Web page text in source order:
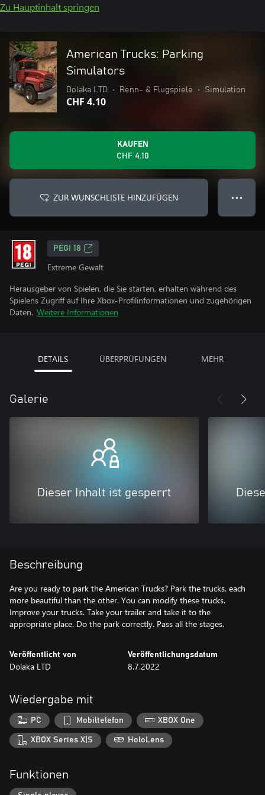
Zu Hauptinhalt springen
American Trucks: Parking
Simulators
Dolaka LTD • Renn- & Flugspiele • Simulation
CHF 4.10
KAUFEN
CHF 4.10
ZUR WUNSCHLISTE HINZUFÜGEN ● ● ●
PEGI 18
Extreme Gewalt
Herausgeber von Spielen, die Sie starten, erhalten während des
Spielens Zugriff auf Ihre Xbox-Profilinformationen und zugehörigen
Daten. Weitere Informationen
DETAILS ÜBERPRÜFUNGEN MEHR
Galerie
Dieser Inhalt ist gesperrt
Beschreibung
Are you ready to park the American Trucks? Park the trucks, each
more beautiful than the other. You can modify these trucks.
Improve your trucks. Take your trailer and take it to the
appropriate place. Do the park correctly. Pass all the stages.
Veröffentlicht von
Dolaka LTD
Veröffentlichungsdatum
8.7.2022
Wiedergabe mit
PC Mobiltelefon XBOX One
XBOX Series X|S HoloLens
Funktionen